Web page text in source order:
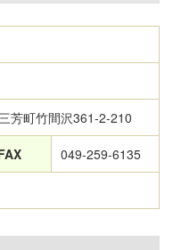
芳町竹間沢361-2-210
049-259-6135